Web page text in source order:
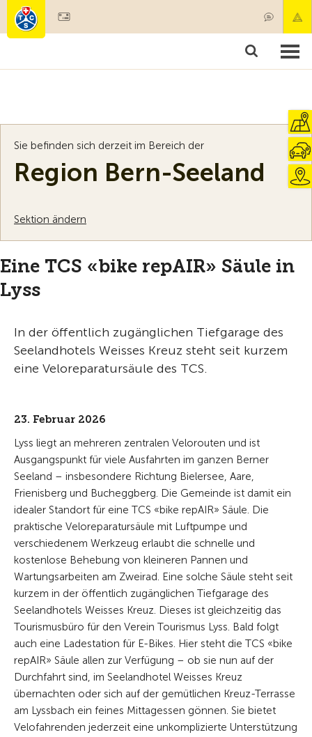
Mitgliedschaft & Leistungen
Sie befinden sich derzeit im Bereich der
Region Bern-Seeland
Sektion ändern
Eine TCS «bike repAIR» Säule in
Lyss
In der öffentlich zugänglichen Tiefgarage des
Seelandhotels Weisses Kreuz steht seit kurzem
eine Veloreparatursäule des TCS.
23. Februar 2026
Lyss liegt an mehreren zentralen Velorouten und ist
Ausgangspunkt für viele Ausfahrten im ganzen Berner
Seeland – insbesondere Richtung Bielersee, Aare,
Frienisberg und Bucheggberg. Die Gemeinde ist damit ein
idealer Standort für eine TCS «bike repAIR» Säule. Die
praktische Veloreparatursäule mit Luftpumpe und
verschiedenem Werkzeug erlaubt die schnelle und
kostenlose Behebung von kleineren Pannen und
Wartungsarbeiten am Zweirad. Eine solche Säule steht seit
kurzem in der öffentlich zugänglichen Tiefgarage des
Seelandhotels Weisses Kreuz. Dieses ist gleichzeitig das
Tourismusbüro für den Verein Tourismus Lyss. Bald folgt
auch eine Ladestation für E-Bikes. Hier steht die TCS «bike
repAIR» Säule allen zur Verfügung – ob sie nun auf der
Durchfahrt sind, im Seelandhotel Weisses Kreuz
übernachten oder sich auf der gemütlichen Kreuz-Terrasse
am Lyssbach ein feines Mittagessen gönnen. Sie bietet
Velofahrenden jederzeit eine unkomplizierte Unterstützung